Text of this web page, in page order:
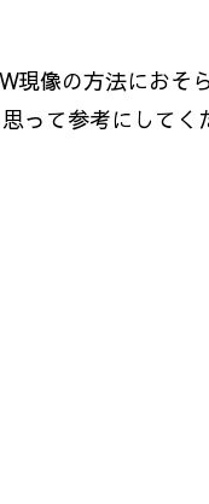
現像の方法にお
って参考にしてく